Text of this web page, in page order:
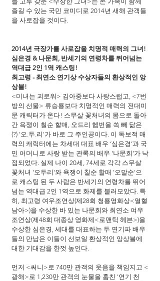
즐길 수 있는 국민 코미디로 2014년 새해 관객들
을 사로잡을 것이다.
2014년 극장가를 사로잡을 치명적 매력의 그녀!
심은경 & 나문희, 반세기의 연령차를 뛰어넘는
역대급 2인 1역 캐스팅!
최고령 - 최연소 연기상 수상자들의 환상적인 앙
상블!
<미녀는 괴로워> 김아중보다 사랑스럽고, <7번
방의 선물> 류승룡보다 치명적인 매력의 전대미
문 캐릭터가 온다! 스무살 꽃처녀의 몸으로 돌아
간 욕쟁이 칠순 할매, 오드리 헵번을 쏙 빼 닮은
(?) '오.두.리'가 바로 그 주인공이다. 이 독보적 매
력의 캐릭터에는 차세대 대표 배우 ‘심은경’과 국
민 어머니로 사랑 받는 관록의 배우 ‘나문희’가 낙
점되었다. 실제 나이 20세, 74세로 각각 스무살
꽃처녀 '오두리'와 욕쟁이 칠순 할매 '오말순'으
로 캐스팅 된 두 사람은 반세기의 연령차를 뛰어
넘는 역대급 2인 1역으로 화제를 불러모았다. 특
히, 최고령 여우조연상(제28회 청룡영화상<열혈
남아>)을 수상한 바 있는 나문희와 최연소 여우
조연상(제48회 대종상 영화제<로맨틱 헤븐>)을
수상한 심은경, 세대를 대표하는 두 연기파 배우
들의 만남은 이들이 선보일 환상적인 앙상블에
대한 기대감을 한껏 높인다.
먼저 <써니>로 740만 관객의 웃음을 책임지고 <
광해>로 1,230만 관객의 눈물을 훔친 '연기 천